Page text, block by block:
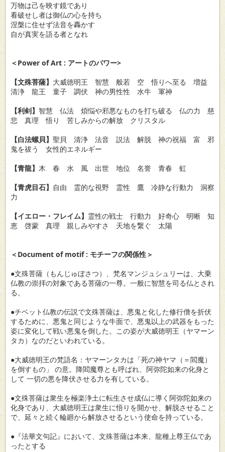
万物は己を映す鏡であり
看破せし者は御仏の心を持ち
涅槃に住せず法音を轟かす
自が真実を語る者となれ
＜Power of Art : アートのパワー>
【文殊菩薩】 大威徳明王 智慧 般若 空 悟りへ至る 増益
清浄 龍王 童子 調伏 神の男性性 水牛 軍神
【利剣】 智慧 仏法 煩悩や邪悪なものを打ち破る 仏の力 慈
悲 真理 悟り 苦しみからの解放 クリスタル
【白法螺貝】 聖貝 清浄 法音 説法 解脱 神の祝福 富 邪
鬼を祓う 女性的エネルギー
【青龍】 木 春 水 風 出世 地位 名誉 青春 虹
【青虎目石】
自由 霊的な視野 霊性 鷹 冷静な行動力 洞察
力
【イエロー・フレイム】 霊性の戦士 行動力 好奇心 明晰 知
恵 啓蒙 真理 親しみやすさ 天地を繋ぐ 太陽
＜Document of motif : モチーフの関係性＞
●文殊菩薩（もんじゅぼさつ）、梵名マンジュシュリーは、大乗
仏教の崇拝の対象である菩薩の一尊。一般に智慧を司る仏とされ
る。
●チベット仏教の伝説で文殊菩薩は、悪鬼と化した修行僧を折伏
するために、悪鬼と同じような牛面で、悪鬼以上の武器をもった
姿に変化して戦い悪鬼を倒した。この姿が大威徳明王（ヤマーン
タカ）なのだといわれている。
●大威徳明王の梵語名：ヤマーンタカは「死の神ヤマ（＝閻魔）
を倒すもの」 の意。降閻魔尊とも呼ばれ、阿弥陀如来の化身と
して 一切の悪を降伏させる力を有している。
●文殊菩薩は衆生を極楽浄土に転生させ成仏に導く阿弥陀如来の
化身であり、大威徳明王は衆生に悟りを開かせ、解脱させること
で、延々と続く輪廻から解放させるという使命を持っている。
●『法華文句記』において、文殊菩薩は本来、龍種上尊王仏であ
ったとする